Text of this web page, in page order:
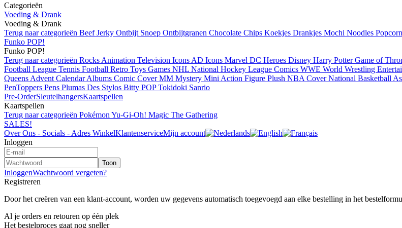
Categorieën
Voeding & Drank
Voeding & Drank
Terug naar categorieën Beef Jerky Ontbijt Snoep Ontbijtgranen Chocolate Chips Koekjes Drankjes Mochi Noodles Popcorn
Funko POP!
Funko POP!
Terug naar categorieën Rocks Animation Television Icons AD Icons Marvel DC Heroes Disney Harry PotterGame of
Football League Tennis Football Retro Toys Games NHL National Hockey League Comics WWE World Wrestling
Queens Advent CalendarAlbums Comic CoverMM Mystery Mini Action Figure Plush NBA Cover National Basketball
PenToppers Pens Plumas Des Stylos Bitty POPTokidoki Sanrio
Pre-OrderSleutelhangersKaartspellen
Kaartspellen
Terug naar categorieën Pokémon Yu-Gi-Oh! Magic The Gathering
SALES!
Over Ons - Socials - Adres WinkelKlantenserviceMijn account
Inloggen
Toon
InloggenWachtwoord vergeten?
Registreren
Door het creëren van een klant-account, worden uw gegevens automatisch toegevoegd aan elke bestelling in het
Al je orders en retouren op één plek
Het bestelproces gaat nog sneller